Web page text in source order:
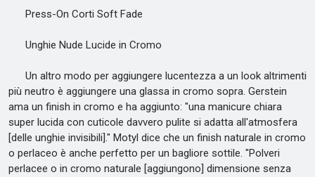
Press-On Corti Soft Fade
Unghie Nude Lucide in Cromo
Un altro modo per aggiungere lucentezza a un look altrimenti
più neutro è aggiungere una glassa in cromo sopra. Gerstein
ama un finish in cromo e ha aggiunto: "una manicure chiara
super lucida con cuticole davvero pulite si adatta all'atmosfera
[delle unghie invisibili]." Motyl dice che un finish naturale in cromo
o perlaceo è anche perfetto per un bagliore sottile. "Polveri
perlacee o in cromo naturale [aggiungono] dimensione senza